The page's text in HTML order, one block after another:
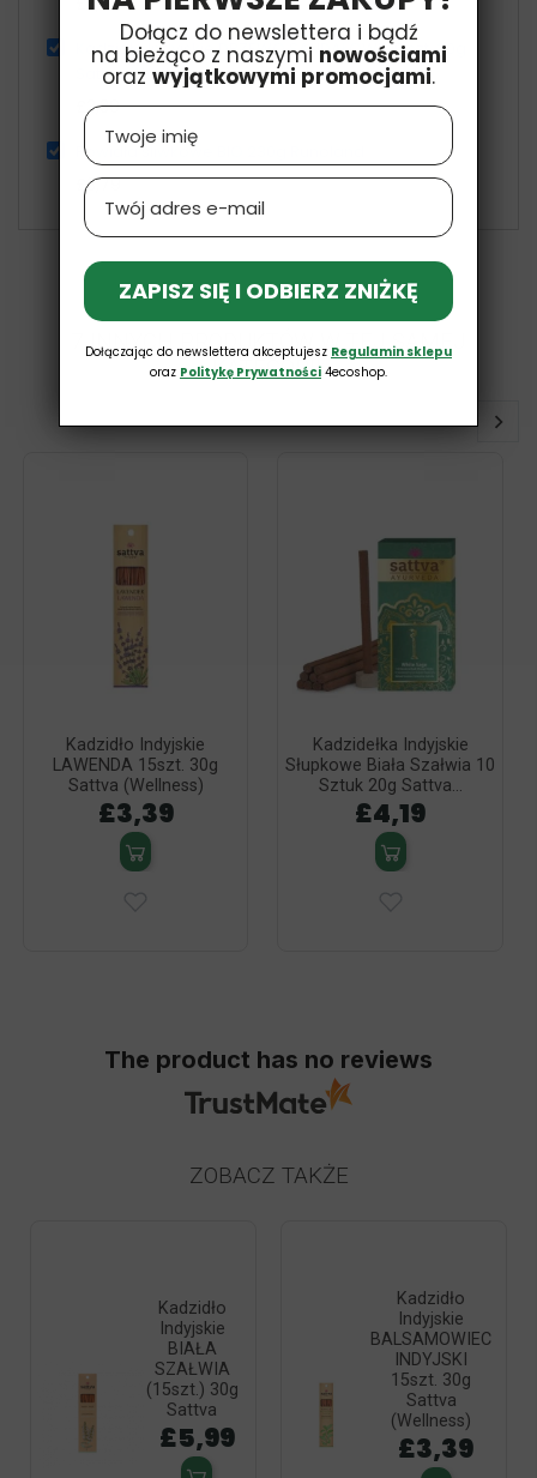
Kadzidło Indyjskie DRZEWO SANDAŁOWE 15 szt. 30g
Sattva (Wellness)
£3,39
Powidła śliwkowe BIO 230g Runoland
£3,79
7 INNYCH PRODUKTÓW W TEJ SAMEJ
KATEGORII:
Kadzidło Indyjskie
LAWENDA 15szt. 30g
Sattva (Wellness)
£3,39
Kadzidełka Indyjskie
Słupkowe Biała Szałwia 10
Sztuk 20g Sattva...
£4,19
The product has no reviews
ZOBACZ TAKŻE
Kadzidło
Indyjskie
BIAŁA
SZAŁWIA
(15szt.) 30g
Sattva
£5,99
Kadzidło
Indyjskie
BALSAMOWIEC
INDYJSKI
15szt. 30g
Sattva
(Wellness)
£3,39
Dołącz do newslettera i bądź
na bieżąco z naszymi nowościami
oraz wyjątkowymi promocjami.
Name
Email
ZAPISZ SIĘ I ODBIERZ ZNIŻKĘ
Dołączając do newslettera akceptujesz Regulamin sklepu
oraz Politykę Prywatności 4ecoshop.